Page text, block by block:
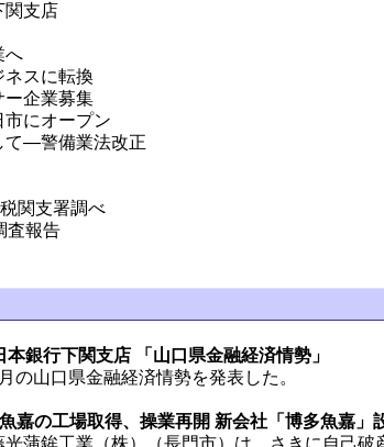
関支店
へ
ネスに転換
ー企業募集
市にオープン
て―警備業法改正
関支署調べ
査報告
銀行下関支店 「山口県金融経済情勢」
山口県金融経済情勢を発表した。
の工場取得、操業再開 新会社「博多魚嘉」
蒲鉾工業（株）（長門市）は、さきに自己